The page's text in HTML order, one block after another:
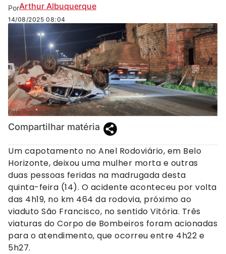
PorArthur Albuquerque
14/08/2025 08:04
Foto: Reprodução/CBMMG
Compartilhar matéria
Um capotamento no Anel Rodoviário, em Belo
Horizonte, deixou uma mulher morta e outras
duas pessoas feridas na madrugada desta
quinta-feira (14). O acidente aconteceu por volta
das 4h19, no km 464 da rodovia, próximo ao
viaduto São Francisco, no sentido Vitória. Três
viaturas do Corpo de Bombeiros foram acionadas
para o atendimento, que ocorreu entre 4h22 e
5h27.